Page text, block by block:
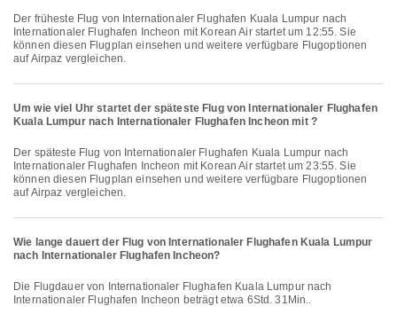
Der früheste Flug von Internationaler Flughafen Kuala Lumpur nach
Internationaler Flughafen Incheon mit Korean Air startet um 12:55. Sie
können diesen Flugplan einsehen und weitere verfügbare Flugoptionen
auf Airpaz vergleichen.
Um wie viel Uhr startet der späteste Flug von Internationaler Flughafen
Kuala Lumpur nach Internationaler Flughafen Incheon mit ?
Der späteste Flug von Internationaler Flughafen Kuala Lumpur nach
Internationaler Flughafen Incheon mit Korean Air startet um 23:55. Sie
können diesen Flugplan einsehen und weitere verfügbare Flugoptionen
auf Airpaz vergleichen.
Wie lange dauert der Flug von Internationaler Flughafen Kuala Lumpur
nach Internationaler Flughafen Incheon?
Die Flugdauer von Internationaler Flughafen Kuala Lumpur nach
Internationaler Flughafen Incheon beträgt etwa 6Std. 31Min..